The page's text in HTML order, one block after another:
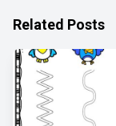
Related Posts